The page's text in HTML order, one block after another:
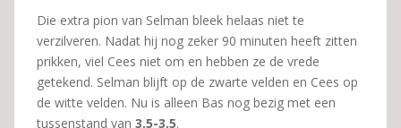
Die extra pion van Selman bleek helaas niet te
verzilveren. Nadat hij nog zeker 90 minuten heeft zitten
prikken, viel Cees niet om en hebben ze de vrede
getekend. Selman blijft op de zwarte velden en Cees op
de witte velden. Nu is alleen Bas nog bezig met een
tussenstand van 3,5-3,5.